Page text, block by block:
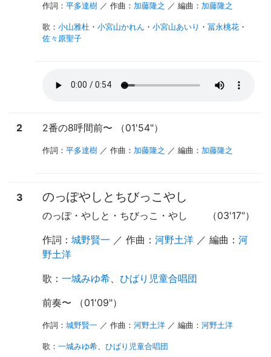
作詞： 平多達樹 ／ 作曲： 加藤隆之 ／ 編曲： 加藤隆之
歌 ： 小山雅杜 ・ 小宮山かれん ・ 小宮山あいり ・ 冨永桃花 ・
佐々原聖子
2 2番の8呼間前〜 （01'54"）
作詞： 平多達樹 ／ 作曲： 加藤隆之 ／ 編曲： 加藤隆之
3 のっぽやしとちびっこやし
（03'17"）
のっぽ・やしと・ちびっこ・やし
作詞： 城野賢一 ／ 作曲： 河野土洋 ／ 編曲： 河
野土洋
歌 ： 一城みゆ希
ひばり児童合唱団
前奏〜 （01'09"）
作詞： 城野賢一 ／ 作曲： 河野土洋 ／ 編曲： 河野土洋
歌 ： 一城みゆ希 ひばり児童合唱団